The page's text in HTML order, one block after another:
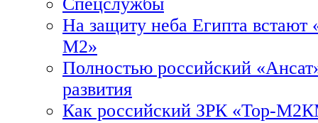
На защиту неба Египта встают
М2»
Полностью российский
развития
Как российский ЗРК «Тор-